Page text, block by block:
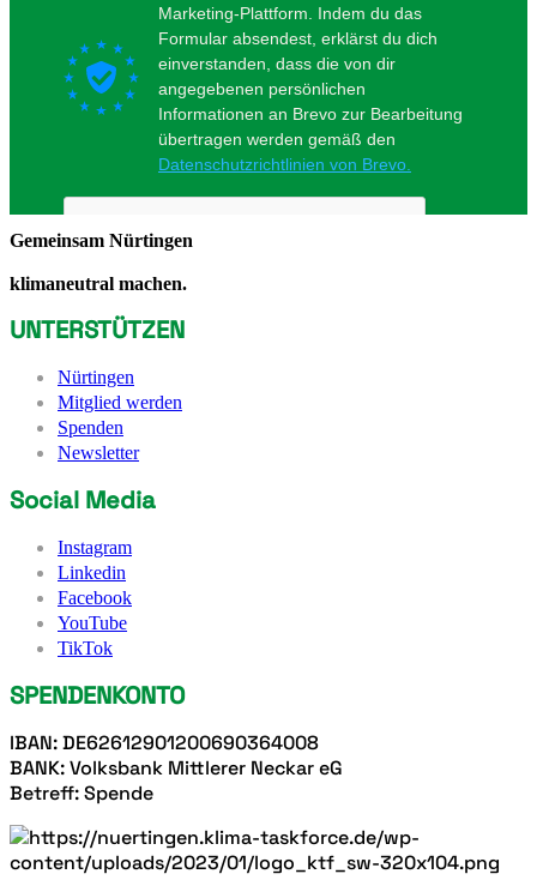
Gemeinsam Nürtingen
klimaneutral machen.
UNTERSTÜTZEN
Nürtingen
Mitglied werden
Spenden
Newsletter
Social Media
Instagram
Linkedin
Facebook
YouTube
TikTok
SPENDENKONTO
IBAN: DE62612901200690364008
BANK: Volksbank Mittlerer Neckar eG
Betreff: Spende